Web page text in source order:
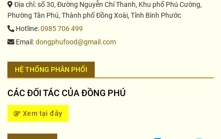
Địa chỉ: số 30, Đường Nguyễn Chí Thanh, Khu phố Phú Cường,
Phường Tân Phú, Thành phố Đồng Xoài, Tỉnh Bình Phước
Hotline:0985 706 499
Email :dongphufood@gmail.com
HỆ THỐNG PHÂN PHỐI
CÁC ĐỐI TÁC CỦA ĐỒNG PHÚ
Xem tại đây